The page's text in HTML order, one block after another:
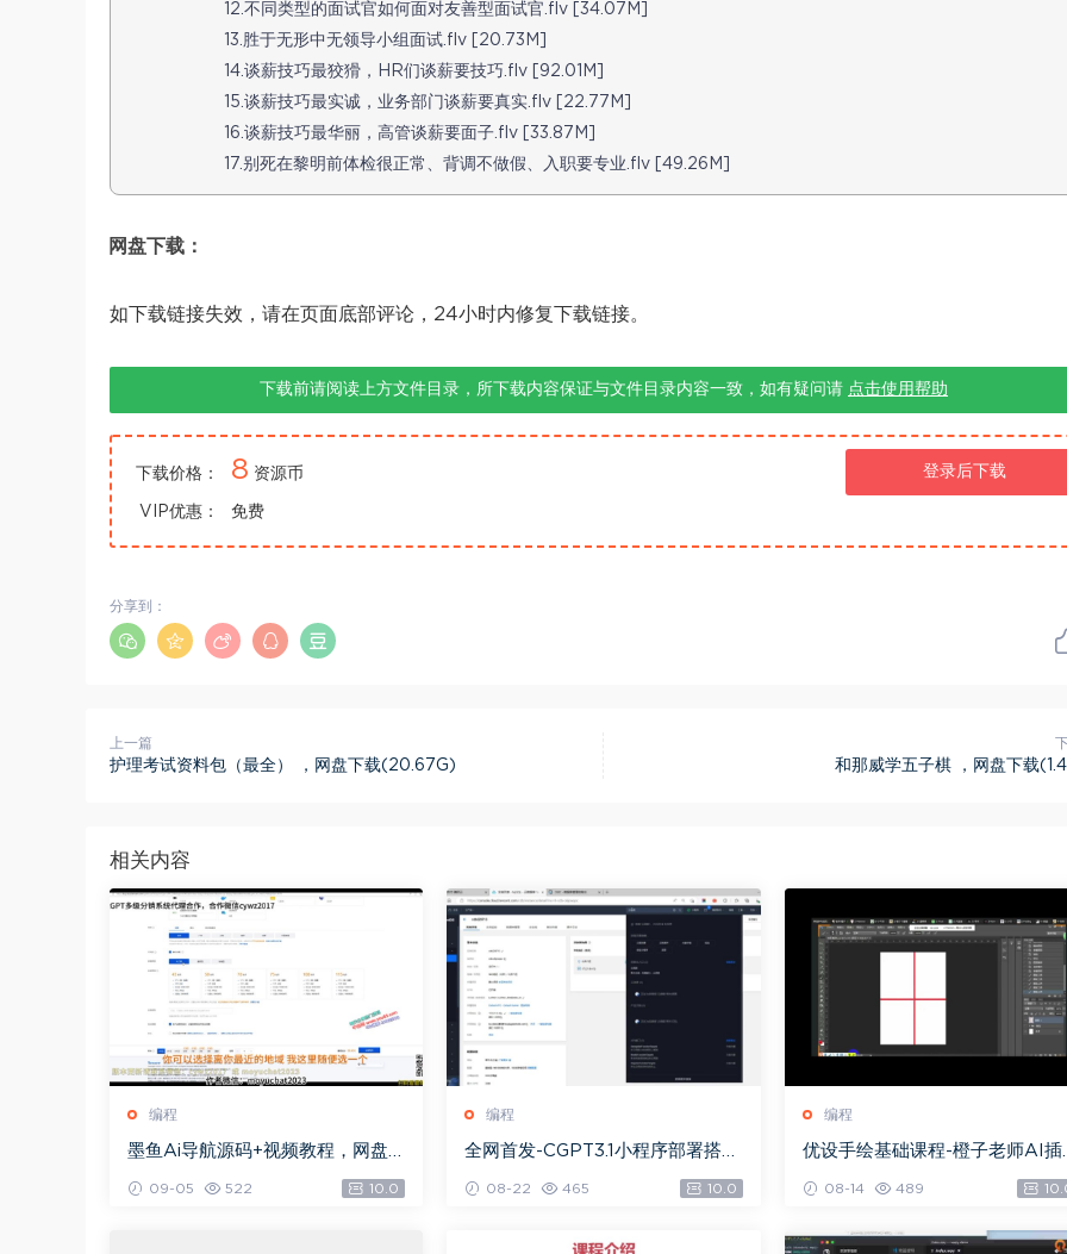
12.不同类型的面试官如何面对友善型面试官.flv [34.07M]
13.胜于无形中无领导小组面试.flv [20.73M]
14.谈薪技巧最狡猾，HR们谈薪要技巧.flv [92.01M]
15.谈薪技巧最实诚，业务部门谈薪要真实.flv [22.77M]
16.谈薪技巧最华丽，高管谈薪要面子.flv [33.87M]
17.别死在黎明前体检很正常、背调不做假、入职要专业.flv [49.26M]
网盘下载：
如下载链接失效，请在页面底部评论，24小时内修复下载链接。
下载前请阅读上方文件目录，所下载内容保证与文件目录内容一致，如有疑问请 点击使用帮助
下载价格： 8 资源币
VIP优惠： 免费
登录后下载
分享到：
上一篇
护理考试资料包（最全） ，网盘下载(20.67G) 和那威学五子棋 ，网盘下载
相关内容
编程
墨鱼Ai导航源码+视频教程，网盘
09-05 522 10.0
编程
全网首发-CGPT3.1小程序部署搭
08-22 465 10.0
编程
优设手绘基础课程-橙子老师AI插
08-14 489